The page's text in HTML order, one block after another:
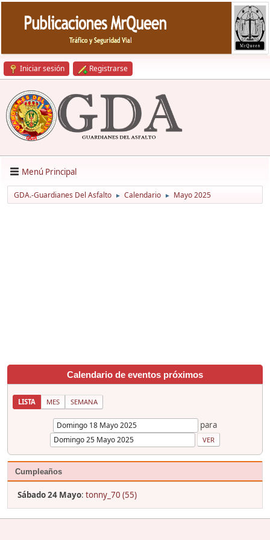
Iniciar sesión Registrarse
Menú Principal
GDA.-Guardianes Del Asfalto ► Calendario ► Mayo 2025
Calendario de eventos próximos
LISTA MES SEMANA
para
Cumpleaños
Sábado 24 Mayo: tonny_70 (55)